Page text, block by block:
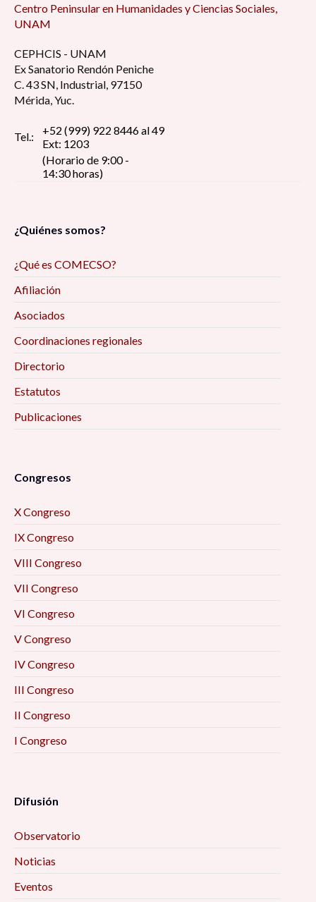
Centro Peninsular en Humanidades y Ciencias Sociales,
UNAM
CEPHCIS - UNAM
Ex Sanatorio Rendón Peniche
C. 43 SN, Industrial, 97150
Mérida, Yuc.
Tel.:
+52 (999) 922 8446 al 49
Ext: 1203
(Horario de 9:00 -
14:30 horas)
¿Quiénes somos?
¿Qué es COMECSO?
Afiliación
Asociados
Coordinaciones regionales
Directorio
Estatutos
Publicaciones
Congresos
X Congreso
IX Congreso
VIII Congreso
VII Congreso
VI Congreso
V Congreso
IV Congreso
III Congreso
II Congreso
I Congreso
Difusión
Observatorio
Noticias
Eventos